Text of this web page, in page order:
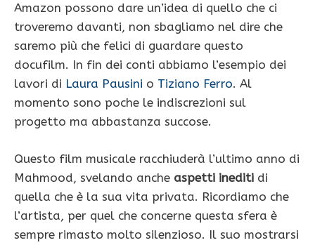
Amazon possono dare un’idea di quello che ci
troveremo davanti, non sbagliamo nel dire che
saremo più che felici di guardare questo
docufilm. In fin dei conti abbiamo l’esempio dei
lavori di Laura Pausini o Tiziano Ferro. Al
momento sono poche le indiscrezioni sul
progetto ma abbastanza succose.
Questo film musicale racchiuderà l’ultimo anno di
Mahmood, svelando anche aspetti inediti di
quella che è la sua vita privata. Ricordiamo che
l’artista, per quel che concerne questa sfera è
sempre rimasto molto silenzioso. Il suo mostrarsi